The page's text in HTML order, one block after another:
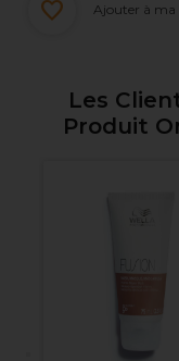
Ajouter à ma
Les
Produit